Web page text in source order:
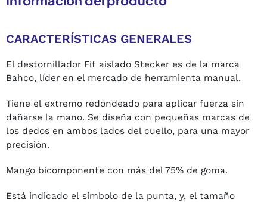
CARACTERÍSTICAS GENERALES
El destornillador Fit aislado Stecker es de la marca
Bahco, líder en el mercado de herramienta manual.
Tiene el extremo redondeado para aplicar fuerza sin
dañarse la mano. Se diseña con pequeñas marcas de
los dedos en ambos lados del cuello, para una mayor
precisión.
Mango bicomponente con más del 75% de goma.
Está indicado el símbolo de la punta, y, el tamaño